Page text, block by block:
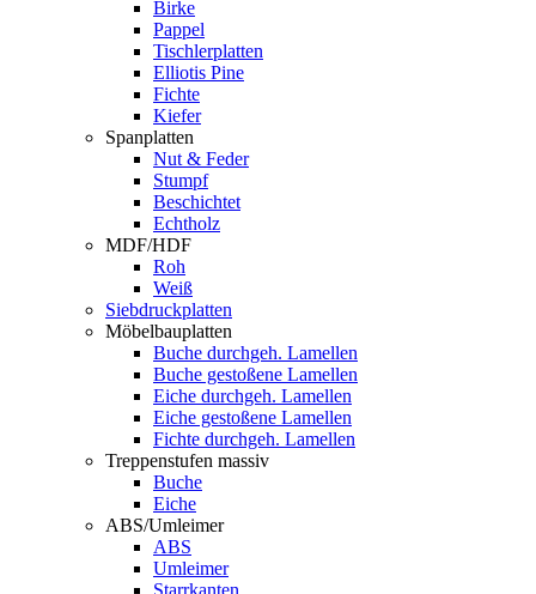
Birke
Pappel
Tischlerplatten
Elliotis Pine
Fichte
Kiefer
Spanplatten
Nut & Feder
Stumpf
Beschichtet
Echtholz
MDF/HDF
Roh
Weiß
Siebdruckplatten
Möbelbauplatten
Buche durchgeh. Lamellen
Buche gestoßene Lamellen
Eiche durchgeh. Lamellen
Eiche gestoßene Lamellen
Fichte durchgeh. Lamellen
Treppenstufen massiv
Buche
Eiche
ABS/Umleimer
ABS
Umleimer
Starrkanten